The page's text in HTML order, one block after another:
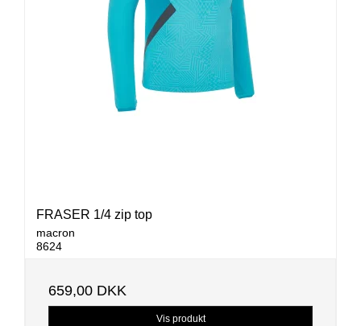
FRASER 1/4 zip top
macron
8624
659,00 DKK
Vis produkt